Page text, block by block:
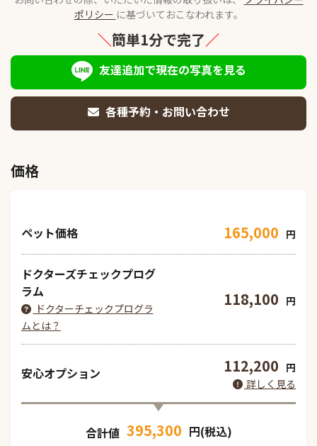
ポリシー に基づいておこなわれます。
＼簡単1分で完了／
友達追加で現在の写真を見る
各種予約・お問い合わせ
価格
ペット価格 165,000 円
ドクターズチェックプログ
ラム
ドクターチェックプログラ
ムとは？
118,100 円
安心オプション 112,200 円
詳しく見る
合計値 395,300 円(税込)